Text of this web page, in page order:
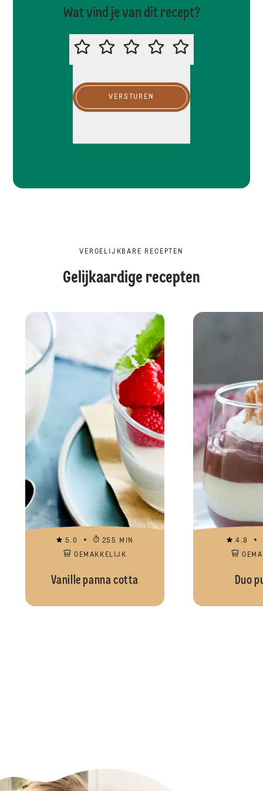
Wat vind je van dit recept?
BEOORDEEL DIT RECEPT
VERSTUREN
VERGELIJKBARE RECEPTEN
Gelijkaardige recepten
5.0
255 MIN
GEMAKKELIJK
Vanille panna cotta
4.8
Duo